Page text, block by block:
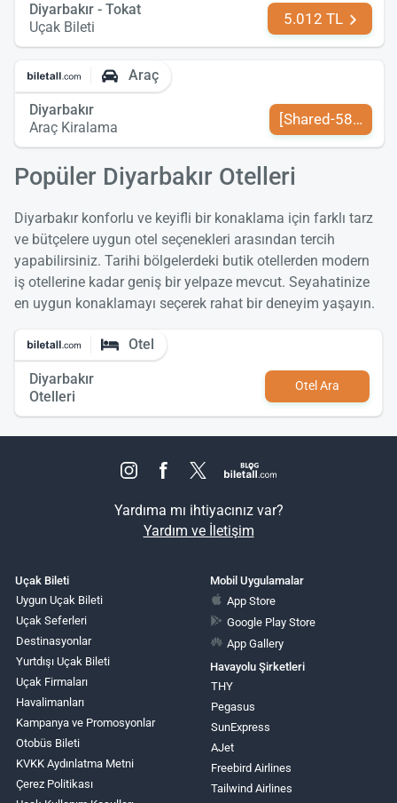
Diyarbakır - Tokat
Uçak Bileti
5.012 TL
Araç
Diyarbakır
Araç Kiralama
[Shared-589-tr-
Popüler Diyarbakır Otelleri
Diyarbakır konforlu ve keyifli bir konaklama için farklı tarz
ve bütçelere uygun otel seçenekleri arasından tercih
yapabilirsiniz. Tarihi bölgelerdeki butik otellerden modern
iş otellerine kadar geniş bir yelpaze mevcut. Seyahatinize
en uygun konaklamayı seçerek rahat bir deneyim yaşayın.
Otel
Diyarbakır
Otelleri
Otel Ara
Yardıma mı ihtiyacınız var?
Yardım ve İletişim
Uçak Bileti
Uygun Uçak Bileti
Uçak Seferleri
Destinasyonlar
Yurtdışı Uçak Bileti
Uçak Firmaları
Havalimanları
Kampanya ve Promosyonlar
Otobüs Bileti
KVKK Aydınlatma Metni
Çerez Politikası
Mobil Uygulamalar
App Store
Google Play Store
App Gallery
Havayolu Şirketleri
THY
Pegasus
SunExpress
AJet
Freebird Airlines
Tailwind Airlines